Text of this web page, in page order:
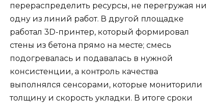
перераспределить ресурсы, не перегружая ни
одну из линий работ. В другой площадке
работал 3D-принтер, который формировал
стены из бетона прямо на месте; смесь
подогревалась и подавалась в нужной
консистенции, а контроль качества
выполнялся сенсорами, которые мониторили
толщину и скорость укладки. В итоге сроки